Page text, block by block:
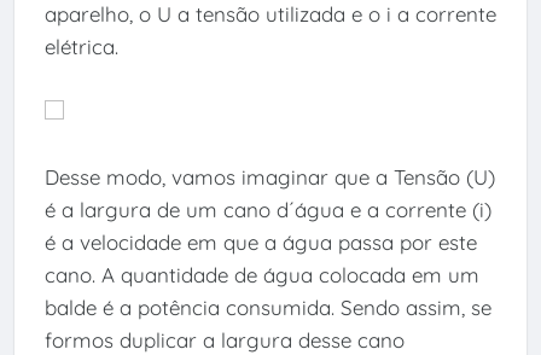
aparelho, o U a tensão utilizada e o i a corrente
elétrica.
Desse modo, vamos imaginar que a Tensão (U)
é a largura de um cano d´água e a corrente (i)
é a velocidade em que a água passa por este
cano. A quantidade de água colocada em um
balde é a potência consumida. Sendo assim, se
formos duplicar a largura desse cano